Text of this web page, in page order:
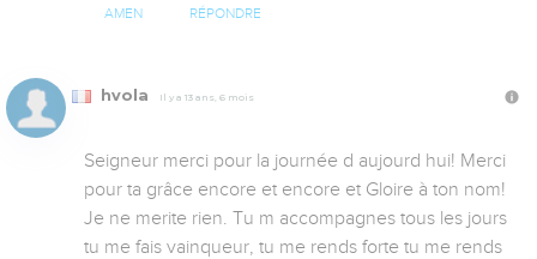
AMEN RÉPONDRE
hvola Il y a 13 ans, 6 mois
Seigneur merci pour la journée d aujourd hui! Merci
pour ta grâce encore et encore et Gloire à ton nom!
Je ne merite rien. Tu m accompagnes tous les jours
tu me fais vainqueur, tu me rends forte tu me rends